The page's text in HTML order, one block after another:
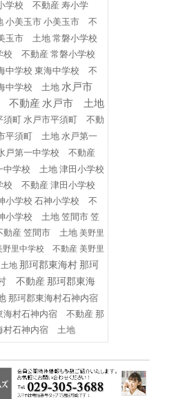
学校 不動産 寿小学
小美玉市 小美玉市 不
玉市 土地 常磐小学校
校 不動産 常磐小学校
中学校 東海中学校 不
中学校 土地 水戸市
不動産 水戸市 土地
町
水戸市平須町 不動
平須町 土地 水戸第一
戸第一中学校 不動産
中学校 土地 津田小学校
校 不動産 津田小学校
小学校 石神小学校 不
小学校 土地 笠間市 笠
産 笠間市 土地 美野里
野里中学校 不動産 美野里
地 那珂郡東海村那珂
不動産那珂郡東海
那珂郡東海村石神内宿
海村石神内宿 不動産 那
村石神内宿 土地